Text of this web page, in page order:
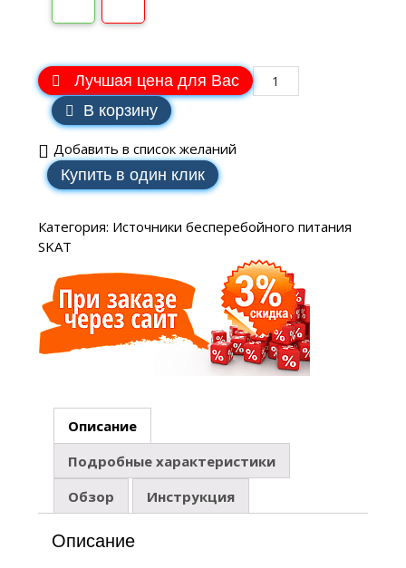
Лучшая цена для Вас
В корзину
Добавить в список желаний
Купить в один клик
Категория: Источники бесперебойного питания
SKAT
Описание
Подробные характеристики
Обзор
Инструкция
Описание